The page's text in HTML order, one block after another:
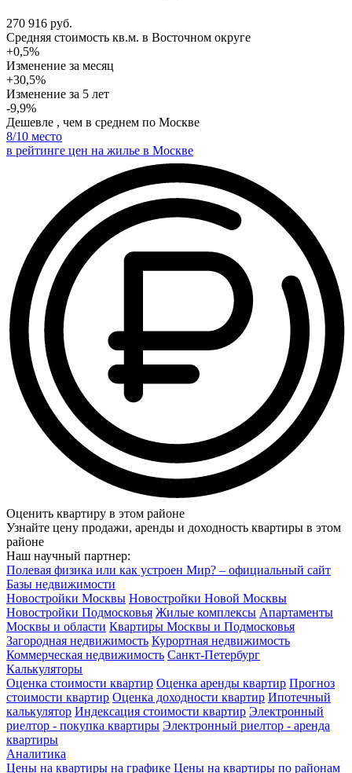
270 916 руб.
Cредняя стоимость кв.м. в Восточном округе
+0,5%
Изменение за месяц
+30,5%
Изменение за 5 лет
-9,9%
Дешевле , чем в среднем по Москве
8/10 место
в рейтинге цен на жилье в Москве
Оценить квартиру в этом районе
Узнайте цену продажи, аренды и доходность квартиры в этом
районе
Наш научный партнер:
Полевая физика или как устроен Мир? – официальный сайт
Базы недвижимости
Новостройки Москвы Новостройки Новой Москвы
Новостройки Подмосковья Жилые комплексы Апартаменты
Москвы и области Квартиры Москвы и Подмосковья
Загородная недвижимость Курортная недвижимость
Коммерческая недвижимость Санкт-Петербург
Калькуляторы
Оценка стоимости квартир Оценка аренды квартир Прогноз
стоимости квартир Оценка доходности квартир Ипотечный
калькулятор Индексация стоимости квартир Электронный
риелтор - покупка квартиры Электронный риелтор - аренда
квартиры
Аналитика
Цены на квартиры на графике Цены на квартиры по районам